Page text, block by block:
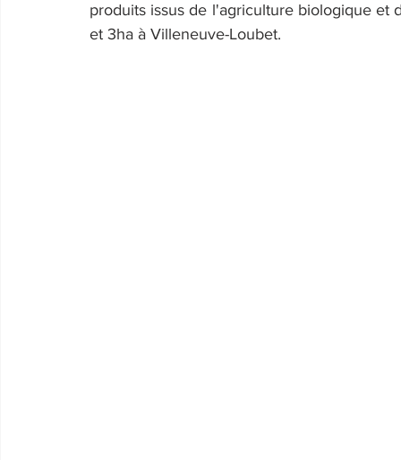
produits issus de l'agriculture biologique et
et 3ha à Villeneuve-Loubet.